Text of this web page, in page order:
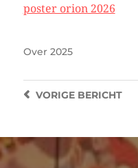
poster orion 2026
Over 2025
VORIGEBERICHT